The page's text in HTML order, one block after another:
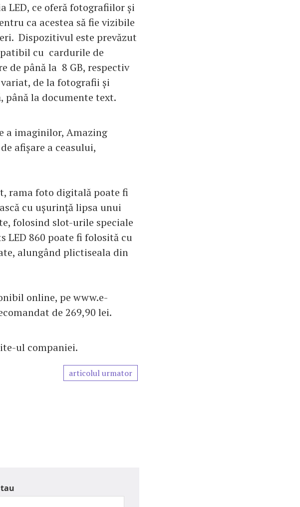
LED, ce oferă fotografiilor și
ca acestea să fie vizibile
Dispozitivul este prevăzut
cu cardurile de
de până la 8 GB, respectiv
de la fotografii și
până la documente text.
a imaginilor, Amazing
afișare a ceasului,
rama foto digitală poate fi
cu ușurință lipsa unui
folosind slot-urile speciale
LED 860 poate fi folosită cu
alungând plictiseala din
online, pe www.e-
de 269,90 lei.
ul companiei.
articolul urmator